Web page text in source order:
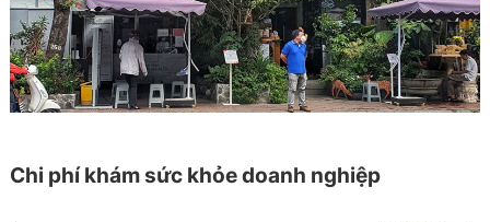
Chi phí khám sức khỏe doanh nghiệp